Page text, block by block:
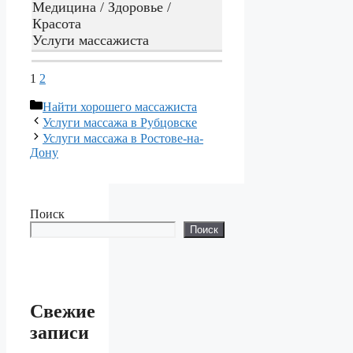
Медицина / Здоровье /
Красота
Услуги массажиста
1 2
Рубрики
Hайти хорошего массажиста
Услуги массажа в Рубцовске
Услуги массажа в Ростове-на-
Дону
Поиск
Поиск
Свежие
записи